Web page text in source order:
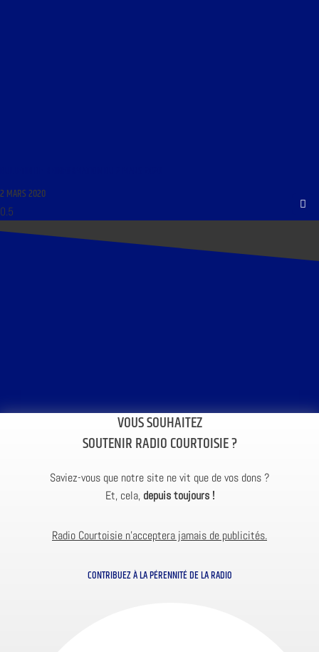
2 MARS 2020
VOUS SOUHAITEZ
SOUTENIR RADIO COURTOISIE ?
Saviez-vous que notre site ne vit que de vos dons ?
Et, cela, depuis toujours !
Radio Courtoisie n’acceptera jamais de publicités.
CONTRIBUEZ À LA PÉRENNITÉ DE LA RADIO